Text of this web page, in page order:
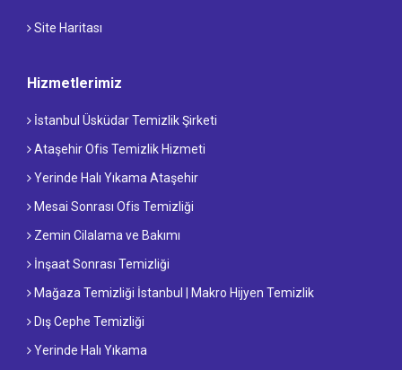
Site Haritası
Hizmetlerimiz
İstanbul Üsküdar Temizlik Şirketi
Ataşehir Ofis Temizlik Hizmeti
Yerinde Halı Yıkama Ataşehir
Mesai Sonrası Ofis Temizliği
Zemin Cilalama ve Bakımı
İnşaat Sonrası Temizliği
Mağaza Temizliği İstanbul | Makro Hijyen Temizlik
Dış Cephe Temizliği
Yerinde Halı Yıkama